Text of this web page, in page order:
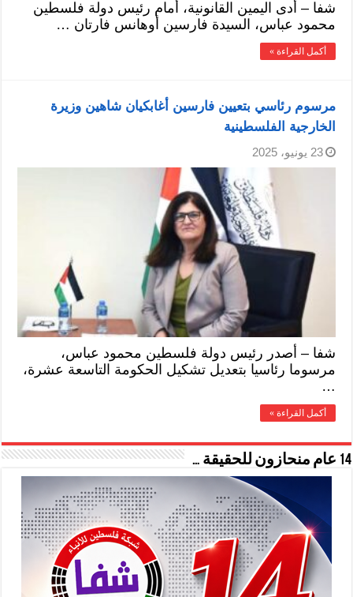
شفا – أدى اليمين القانونية، أمام رئيس دولة فلسطين
محمود عباس، السيدة فارسين أوهانس فارتان …
أكمل القراءة »
مرسوم رئاسي بتعيين فارسين أغابكيان شاهين وزيرة
الخارجية الفلسطينية
23 يونيو، 2025
شفا – أصدر رئيس دولة فلسطين محمود عباس،
مرسوما رئاسيا بتعديل تشكيل الحكومة التاسعة عشرة،
…
أكمل القراءة »
14 عام منحازون للحقيقة …